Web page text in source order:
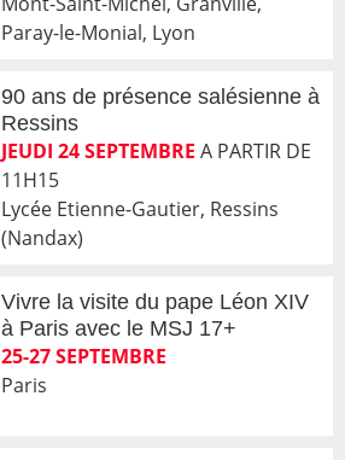
Paray-le-Monial, Lyon
90 ans de présence salésienne à
Ressins
JEUDI 24 SEPTEMBRE A PARTIR DE
11H15
Lycée Etienne-Gautier, Ressins
(Nandax)
Vivre la visite du pape Léon XIV
à Paris avec le MSJ 17+
25-27 SEPTEMBRE
Paris